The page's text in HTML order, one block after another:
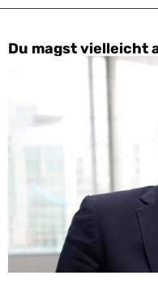
Du magst vielleicht